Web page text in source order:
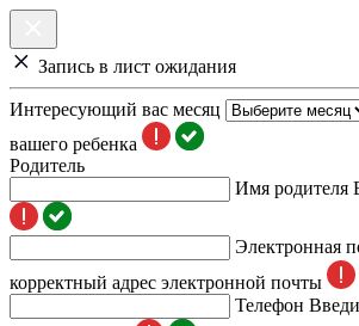
Запись в лист ожидания
Интересующий вас месяц
вашего ребенка
Родитель
Имя родителя
Электронная
корректный адрес электронной почты
Телефон